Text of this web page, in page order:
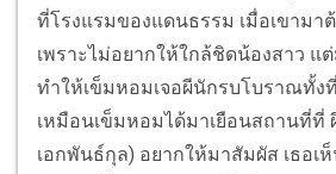
ที่โรงแรมของแดนธรรม เมื่อเขามา
เพราะไม่อยากให้ใกล้ชิดน้องสาว แ
ทำให้เข็มหอมเจอผีนักรบโบราณทั้ง
เหมือนเข็มหอมได้มาเยือนสถานที่ที่
เอกพันธ์กุล) อยากให้มาสัมผัส เธอเ